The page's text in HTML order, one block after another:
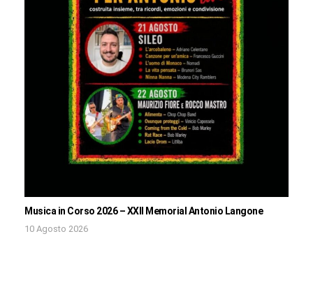
Musica in Corso 2026 – XXII Memorial Antonio Langone
10 Agosto 2026